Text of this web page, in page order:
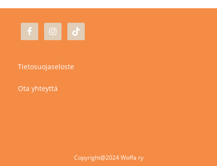
Tietosuojaseloste
Ota yhteyttä
Copyright@2024 Woffa ry